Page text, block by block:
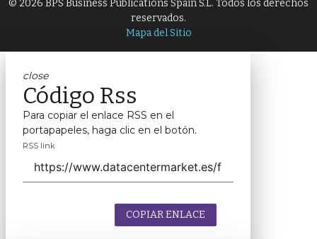
© 2026 BPS Business Publications Spain S.L. Todos los derechos
reservados.
Mapa del Sitio
close
Código Rss
Para copiar el enlace RSS en el
portapapeles, haga clic en el botón.
RSS link
COPIAR ENLACE